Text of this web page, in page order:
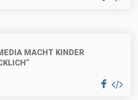
MACHT KINDER